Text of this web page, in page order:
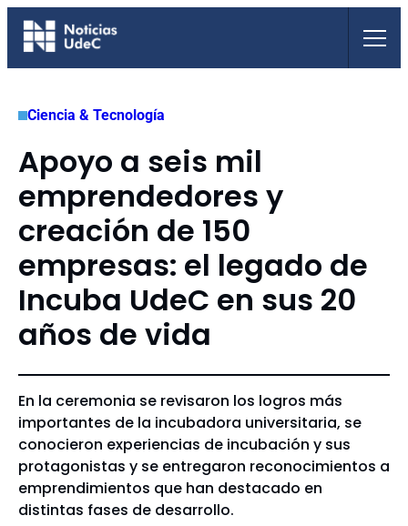
Saltar
Ciencia & Tecnología
Apoyo a seis mil
emprendedores y
creación de 150
empresas: el legado de
Incuba UdeC en sus 20
años de vida
En la ceremonia se revisaron los logros más
importantes de la incubadora universitaria, se
conocieron experiencias de incubación y sus
protagonistas y se entregaron reconocimientos a
emprendimientos que han destacado en
distintas fases de desarrollo.